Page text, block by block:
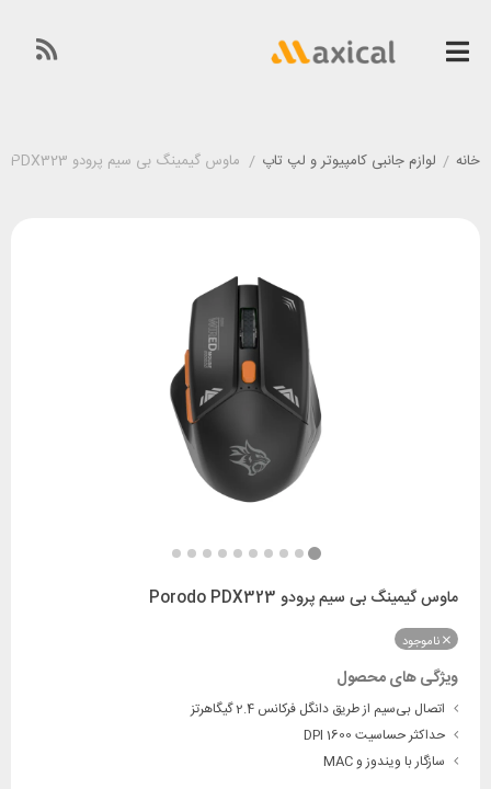
خانه / لوازم جانبی کامپیوتر و لپ تاپ / ماوس گیمینگ بی سیم پرودو Porodo PDX323
ماوس گیمینگ بی سیم پرودو Porodo PDX323
ناموجود
ویژگی های محصول
اتصال بی‌سیم از طریق دانگل فرکانس 2.4 گیگاهرتز
حداکثر حساسیت 1600 DPI
سازگار با ویندوز و MAC